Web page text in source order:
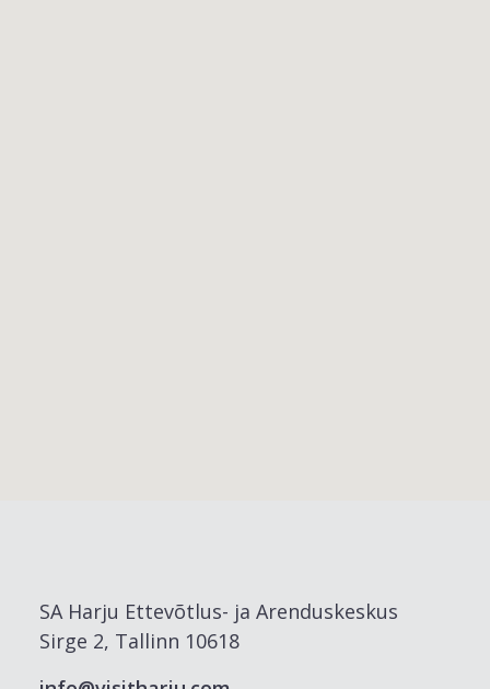
SA Harju Ettevõtlus- ja Arenduskeskus
Sirge 2, Tallinn 10618